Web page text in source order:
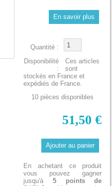
En savoir plus
Quantité :
Disponibilité
:
Ces articles
sont
stockés en France et
expédiés de France.
10 pièces disponibles
51,50 €
En achetant ce produit
vous pouvez gagner
jusqu'à 5points de